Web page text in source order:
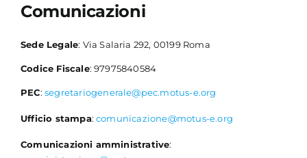
Comunicazioni
Sede Legale: Via Salaria 292, 00199 Roma
Codice Fiscale: 97975840584
PEC: segretariogenerale@pec.motus-e.org
Ufficio stampa:comunicazione@motus-e.org
Comunicazioni amministrative: